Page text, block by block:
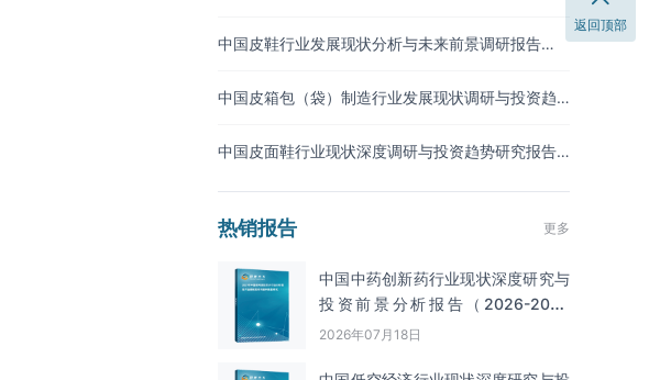
中国皮鞋行业发展现状分析与未来前景调研报告
中国皮箱包（袋）制造行业发展现状调研与投资趋
中国皮面鞋行业现状深度调研与投资趋势研究报告
热销报告 更多
中国中药创新药行业现状深度研究与
投资前景分析报告（2026-2033
年）
2026年07月18日
返回顶部